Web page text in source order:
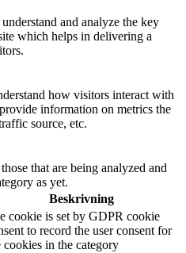
and analyze the key
which helps in delivering a
how visitors interact with
information on metrics the
source, etc.
that are being analyzed and
as yet.
Beskrivning
cookie is set by GDPR cookie
to record the user consent for
cookies in the category